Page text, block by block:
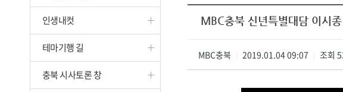
보은
옥천
시청자 FLEX
특집프로그램
종영프로그램
충
청
로
문
인생내컷
테마기행 길
충북 시사토론 창
MBC충북 신년특별대담 이시
MBC충북 2019.01.04 09:07 조회